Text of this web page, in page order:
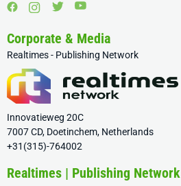
Corporate & Media
Realtimes - Publishing Network
Innovatieweg 20C
7007 CD, Doetinchem, Netherlands
+31(315)-764002
Realtimes | Publishing Network